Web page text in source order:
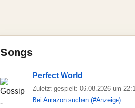
Songs
Perfect World
Zuletzt gespielt: 06.08.2026 um
Bei Amazon suchen (#Anzeige)